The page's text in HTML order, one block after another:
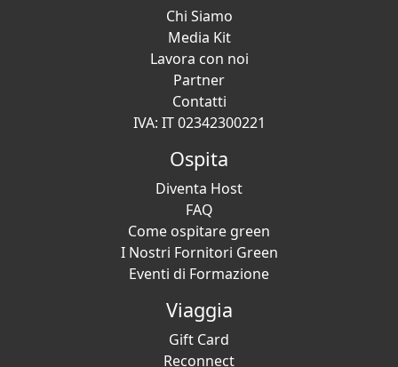
Chi Siamo
Media Kit
Lavora con noi
Partner
Contatti
IVA: IT 02342300221
Ospita
Diventa Host
FAQ
Come ospitare green
I Nostri Fornitori Green
Eventi di Formazione
Viaggia
Gift Card
Reconnect